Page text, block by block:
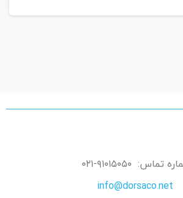
تماس: ۹۱۰۱۵۰۵۰-۰۲۱